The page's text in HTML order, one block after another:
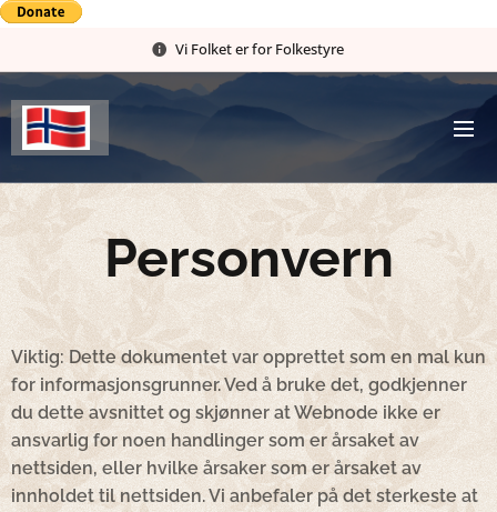
Vi Folket er for Folkestyre
Personvern
Viktig: Dette dokumentet var opprettet som en mal kun
for informasjonsgrunner. Ved å bruke det, godkjenner
du dette avsnittet og skjønner at Webnode ikke er
ansvarlig for noen handlinger som er årsaket av
nettsiden, eller hvilke årsaker som er årsaket av
innholdet til nettsiden. Vi anbefaler på det sterkeste at